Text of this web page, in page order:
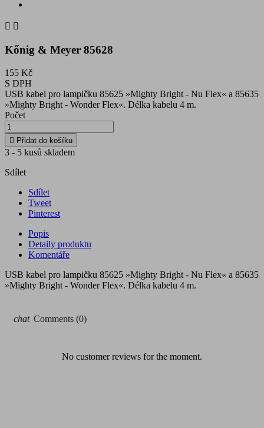
 
Kőnig & Meyer 85628
155 Kč
S DPH
USB kabel pro lampičku 85625 »Mighty Bright - Nu Flex« a 85635
»Mighty Bright - Wonder Flex«. Délka kabelu 4 m.
Počet
 Přidat do košíku
3 - 5 kusů skladem
Sdílet
Sdílet
Tweet
Pinterest
Popis
Detaily produktu
Komentáře
USB kabel pro lampičku 85625 »Mighty Bright - Nu Flex« a 85635
»Mighty Bright - Wonder Flex«. Délka kabelu 4 m.
chat Comments (0)
No customer reviews for the moment.